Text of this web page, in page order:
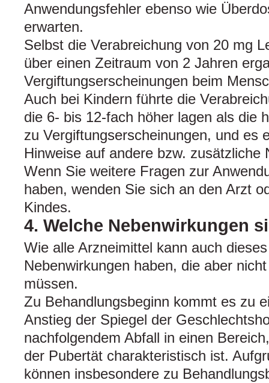
Anwendungsfehler ebenso wie
erwarten.
Selbst die Verabreichung von 20 mg
über einen Zeitraum von 2 Jahren
Vergiftungserscheinungen beim
Auch bei Kindern führte die
die 6- bis 12-fach höher lagen als die
zu Vergiftungserscheinungen, und es
Hinweise auf andere bzw. zusätzliche
Wenn Sie weitere Fragen zur
haben, wenden Sie sich an den Arzt
Kindes.
4. Welche Nebenwirkungen
Wie alle Arzneimittel kann auch
Nebenwirkungen haben, die aber
müssen.
Zu Behandlungsbeginn kommt es zu
Anstieg der Spiegel der
nachfolgendem Abfall in einen
der Pubertät charakteristisch ist.
können insbesondere zu